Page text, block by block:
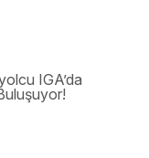
IGA’da